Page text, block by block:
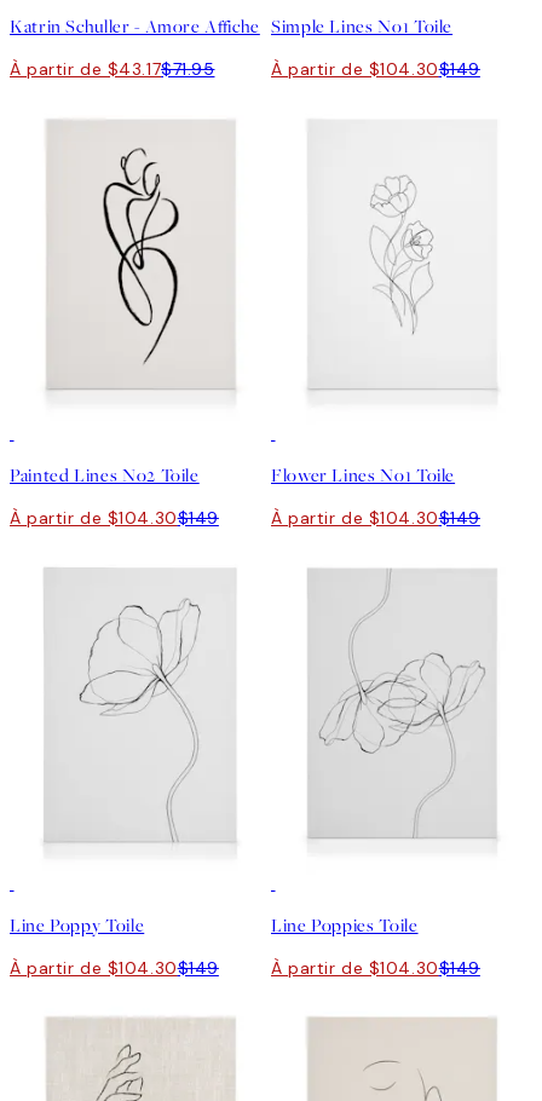
Katrin Schuller - Amore Affiche
À partir de $43.17$71.95
Simple Lines No1 Toile
À partir de $104.30$149
Painted Lines No2 Toile
À partir de $104.30$149
Flower Lines No1 Toile
À partir de $104.30$149
Line Poppy Toile
À partir de $104.30$149
Line Poppies Toile
À partir de $104.30$149